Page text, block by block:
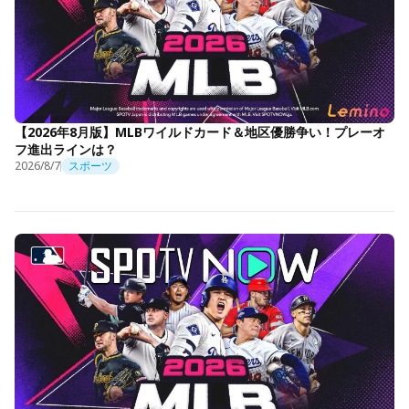
【2026年8月版】MLBワイルドカード＆地区優勝争い！プレーオ
フ進出ラインは？
2026/8/7 スポーツ